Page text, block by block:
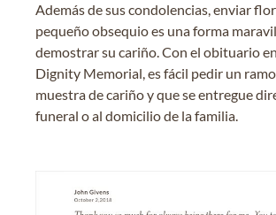
Además de sus condolencias, enviar
pequeño obsequio es una forma
demostrar su cariño. Con el obituario
Dignity Memorial, es fácil pedir un
muestra de cariño y que se entregue
funeral o al domicilio de la familia.